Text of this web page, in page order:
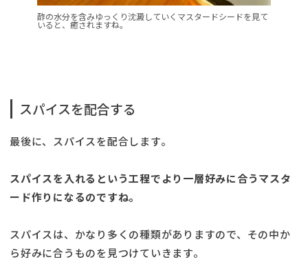
酢の水分を含みゆっくり沈澱していくマスタードシードを見て
いると、癒されますね。
スパイスを配合する
最後に、スパイスを配合します。
スパイスを入れるという工程でより一層好みに合うマスタ
ード作りになるのですね。
スパイスは、かなり多くの種類がありますので、その中か
ら好みに合うものを見つけていきます。